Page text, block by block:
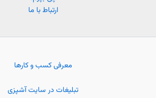
ارتباط با ما
معرفی کسب و کارها
تبلیغات در سایت آشپزی